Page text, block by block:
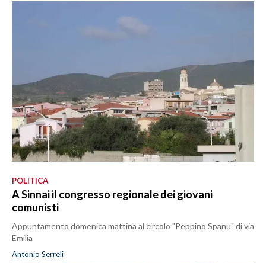
POLITICA
A Sinnai il congresso regionale dei giovani
comunisti
Appuntamento domenica mattina al circolo "Peppino Spanu" di via
Emilia
Antonio Serreli